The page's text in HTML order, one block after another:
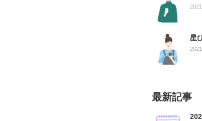
星
最新記事